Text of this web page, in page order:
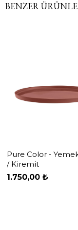
BENZER
Pure Color -
/ Kiremit
1.750,00 ₺